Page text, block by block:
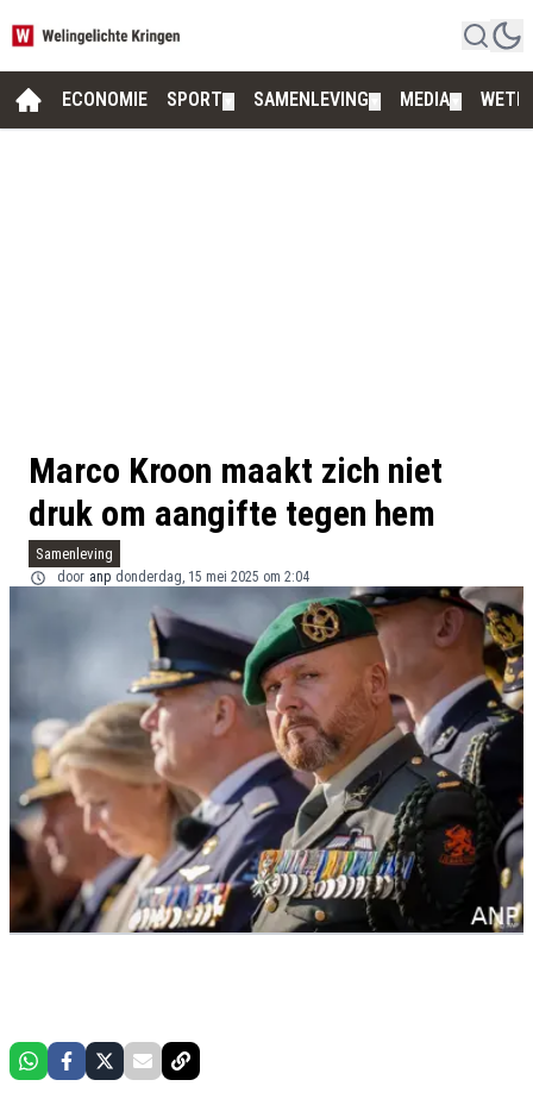
ECONOMIE SPORT SAMENLEVING MEDIA
Marco Kroon maakt zich niet
druk om aangifte tegen hem
Samenleving
door anp donderdag, 15 mei 2025 om 2:04